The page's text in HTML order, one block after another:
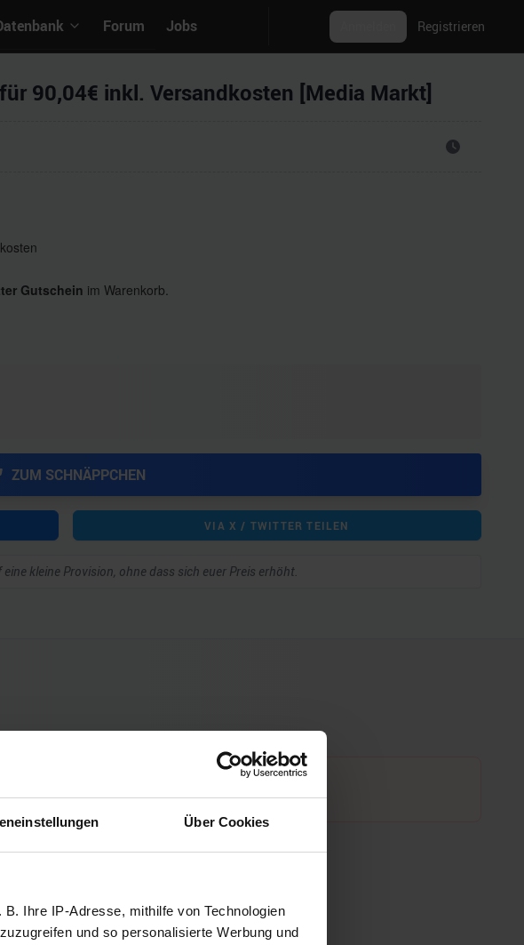
Über Cookies
Ihre IP-Adresse, mithilfe von Technologien
und so personalisierte Werbung und
Forum Jobs Registrieren
90,04€ inkl. Versandkosten [Media Markt]
Gutschein im Warenkorb.
ZUM SCHNÄPPCHEN
VIA X / TWITTER TEILEN
kleine Provision, ohne dass sich euer Preis erhöht.